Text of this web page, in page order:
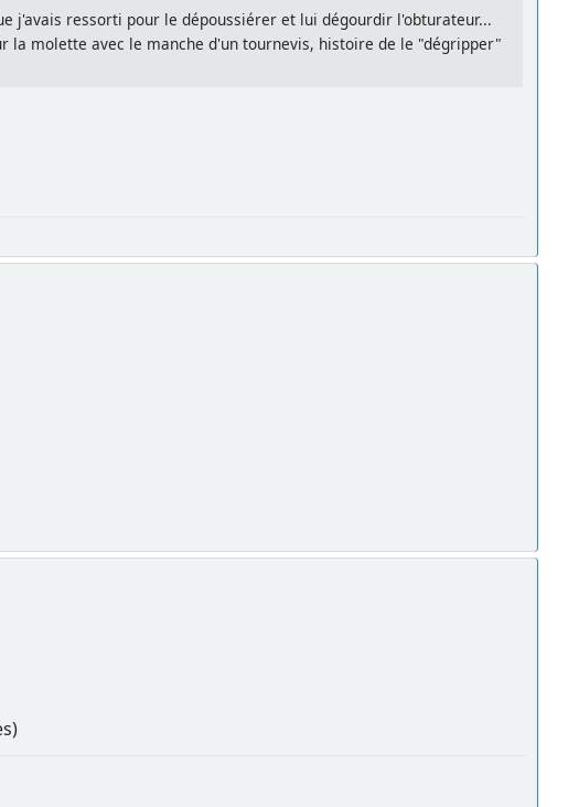
j'avais ressorti pour le dépoussiérer et lui dégourdir l'obturateur...
molette avec le manche d'un tournevis, histoire de le "dégripper"